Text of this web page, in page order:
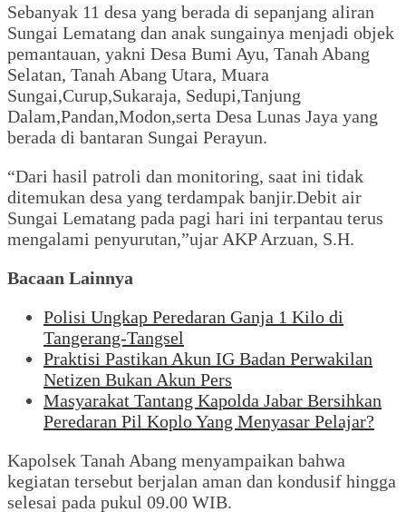
Sebanyak 11 desa yang berada di sepanjang aliran
Sungai Lematang dan anak sungainya menjadi objek
pemantauan, yakni Desa Bumi Ayu, Tanah Abang
Selatan, Tanah Abang Utara, Muara
Sungai,Curup,Sukaraja, Sedupi,Tanjung
Dalam,Pandan,Modon,serta Desa Lunas Jaya yang
berada di bantaran Sungai Perayun.
“Dari hasil patroli dan monitoring, saat ini tidak
ditemukan desa yang terdampak banjir.Debit air
Sungai Lematang pada pagi hari ini terpantau terus
mengalami penyurutan,”ujar AKP Arzuan, S.H.
Bacaan Lainnya
Polisi Ungkap Peredaran Ganja 1 Kilo di
Tangerang-Tangsel
Praktisi Pastikan Akun IG Badan Perwakilan
Netizen Bukan Akun Pers
Masyarakat Tantang Kapolda Jabar Bersihkan
Peredaran Pil Koplo Yang Menyasar Pelajar?
Kapolsek Tanah Abang menyampaikan bahwa
kegiatan tersebut berjalan aman dan kondusif hingga
selesai pada pukul 09.00 WIB.